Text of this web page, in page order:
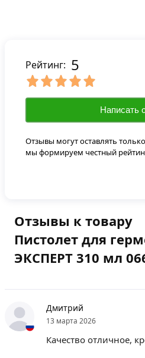
Отзывы к товару
Пистолет для
ЭКСПЕРТ 310 мл
Дмитрий
13 марта 2026
Качество отличное,
Рейтинг: 5
Написать
Отзывы могут оставлять
мы формируем честный